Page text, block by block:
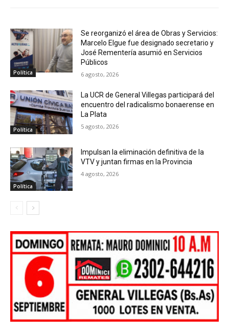
Política
Se reorganizó el área de Obras y Servicios:
Marcelo Elgue fue designado secretario y
José Rementería asumió en Servicios
Públicos
6 agosto, 2026
Política
La UCR de General Villegas participará del
encuentro del radicalismo bonaerense en
La Plata
5 agosto, 2026
Política
Impulsan la eliminación definitiva de la
VTV y juntan firmas en la Provincia
4 agosto, 2026